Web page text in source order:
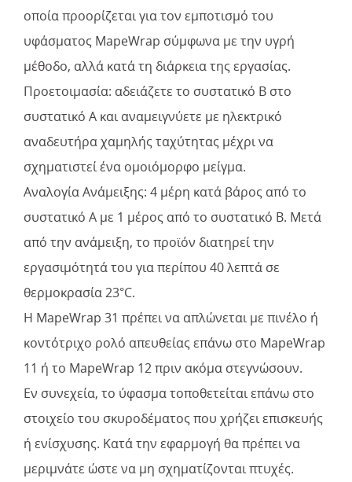
οποία προορίζεται για τον εμποτισμό του
υφάσματος MapeWrap σύμφωνα με την υγρή
μέθοδο, αλλά κατά τη διάρκεια της εργασίας.
Προετοιμασία: αδειάζετε το συστατικό Β στο
συστατικό A και αναμειγνύετε με ηλεκτρικό
αναδευτήρα χαμηλής ταχύτητας μέχρι να
σχηματιστεί ένα ομοιόμορφο μείγμα.
Αναλογία Ανάμειξης: 4 μέρη κατά βάρος από το
συστατικό A με 1 μέρος από το συστατικό Β. Μετά
από την ανάμειξη, το προϊόν διατηρεί την
εργασιμότητά του για περίπου 40 λεπτά σε
θερμοκρασία 23°C.
Η MapeWrap 31 πρέπει να απλώνεται με πινέλο ή
κοντότριχο ρολό απευθείας επάνω στο MapeWrap
11 ή το MapeWrap 12 πριν ακόμα στεγνώσουν.
Εν συνεχεία, το ύφασμα τοποθετείται επάνω στο
στοιχείο του σκυροδέματος που χρήζει επισκευής
ή ενίσχυσης. Κατά την εφαρμογή θα πρέπει να
μεριμνάτε ώστε να μη σχηματίζονται πτυχές.